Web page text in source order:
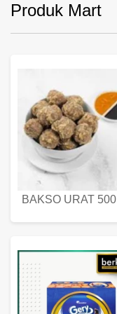
Produk Mart
BAKSO URAT